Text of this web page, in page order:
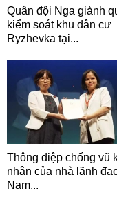
Quân đội Nga giành
kiểm soát khu dân cư
Ryzhevka tại...
Thông điệp chống vũ
nhân của nhà lãnh
Nam...